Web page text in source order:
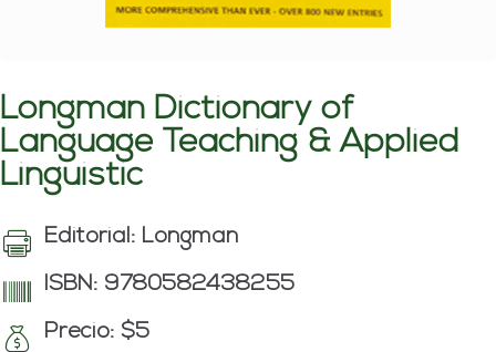
Longman Dictionary of
Language Teaching & Applied
Linguistic
Editorial: Longman
ISBN: 9780582438255
Precio: $5